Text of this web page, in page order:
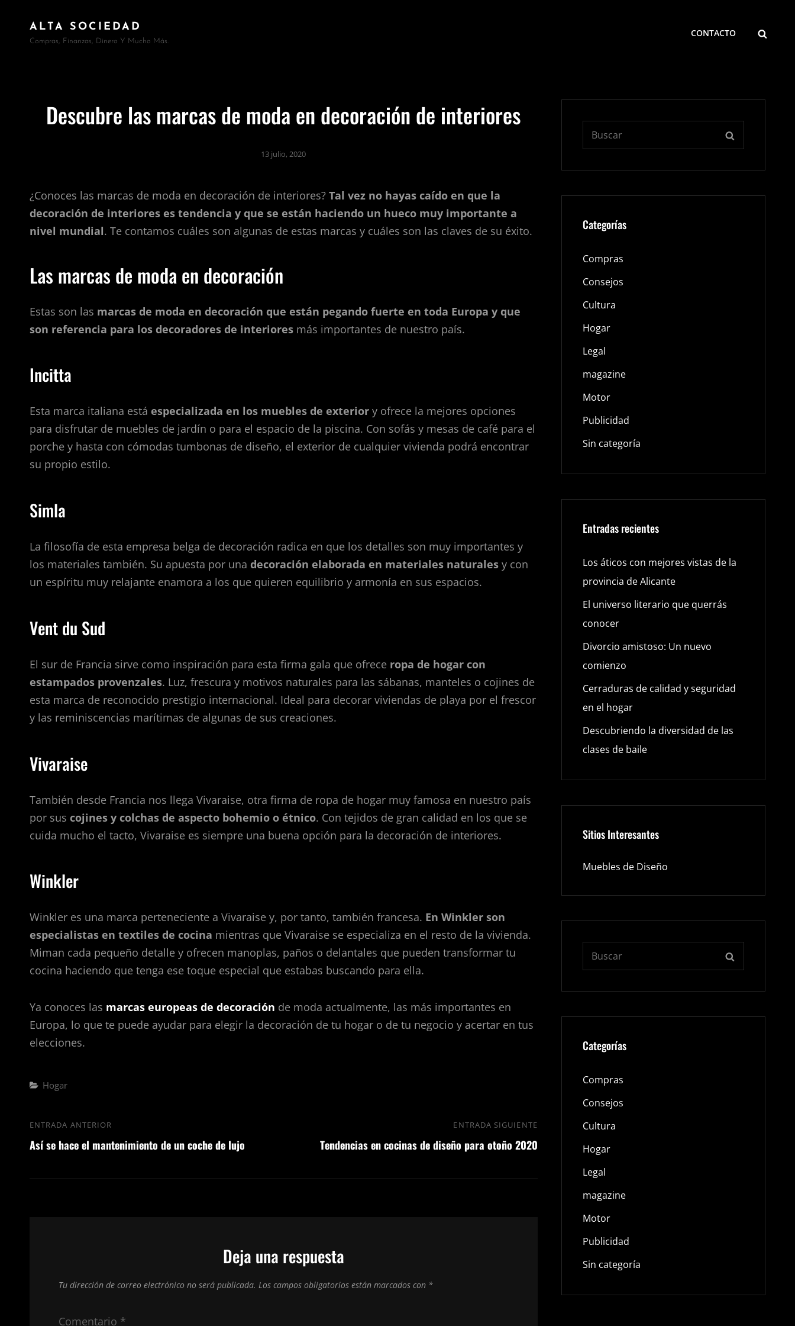
ALTA SOCIEDAD
Compras, Finanzas, Dinero Y Mucho Más.
CONTACTO
Descubre las marcas de moda en decoración de interiores
13 julio, 2020
¿Conoces las marcas de moda en decoración de interiores? Tal vez no hayas caído en que la
decoración de interiores es tendencia y que se están haciendo un hueco muy importante a
nivel mundial. Te contamos cuáles son algunas de estas marcas y cuáles son las claves de su éxito.
Las marcas de moda en decoración
Estas son las marcas de moda en decoración que están pegando fuerte en toda Europa y que
son referencia para los decoradores de interiores más importantes de nuestro país.
Incitta
Esta marca italiana está especializada en los muebles de exterior y ofrece la mejores opciones
para disfrutar de muebles de jardín o para el espacio de la piscina. Con sofás y mesas de café para el
porche y hasta con cómodas tumbonas de diseño, el exterior de cualquier vivienda podrá encontrar
su propio estilo.
Simla
La filosofía de esta empresa belga de decoración radica en que los detalles son muy importantes y
los materiales también. Su apuesta por una decoración elaborada en materiales naturales y con
un espíritu muy relajante enamora a los que quieren equilibrio y armonía en sus espacios.
Vent du Sud
El sur de Francia sirve como inspiración para esta firma gala que ofrece ropa de hogar con
estampados provenzales. Luz, frescura y motivos naturales para las sábanas, manteles o cojines de
esta marca de reconocido prestigio internacional. Ideal para decorar viviendas de playa por el frescor
y las reminiscencias marítimas de algunas de sus creaciones.
Vivaraise
También desde Francia nos llega Vivaraise, otra firma de ropa de hogar muy famosa en nuestro país
por sus cojines y colchas de aspecto bohemio o étnico. Con tejidos de gran calidad en los que se
cuida mucho el tacto, Vivaraise es siempre una buena opción para la decoración de interiores.
Winkler
Winkler es una marca perteneciente a Vivaraise y, por tanto, también francesa. En Winkler son
especialistas en textiles de cocina mientras que Vivaraise se especializa en el resto de la vivienda.
Miman cada pequeño detalle y ofrecen manoplas, paños o delantales que pueden transformar tu
cocina haciendo que tenga ese toque especial que estabas buscando para ella.
Ya conoces las marcas europeas de decoración de moda actualmente, las más importantes en
Europa, lo que te puede ayudar para elegir la decoración de tu hogar o de tu negocio y acertar en tus
elecciones.
Categorías
Hogar
Navegación
de
Entrada
anterior
ENTRADA ANTERIOR
Así se hace el mantenimiento de un coche de lujo
Entrada
siguiente
ENTRADA SIGUIENTE
Tendencias en cocinas de diseño para otoño 2020
Deja una respuesta
Tu dirección de correo electrónico no será publicada. Los campos obligatorios están marcados con *
Comentario *
Categorías
Compras
Consejos
Cultura
Hogar
Legal
magazine
Motor
Publicidad
Sin categoría
Entradas recientes
Los áticos con mejores vistas de la
provincia de Alicante
El universo literario que querrás
conocer
Divorcio amistoso: Un nuevo
comienzo
Cerraduras de calidad y seguridad
en el hogar
Descubriendo la diversidad de las
clases de baile
Sitios Interesantes
Muebles de Diseño
Categorías
Compras
Consejos
Cultura
Hogar
Legal
magazine
Motor
Publicidad
Sin categoría